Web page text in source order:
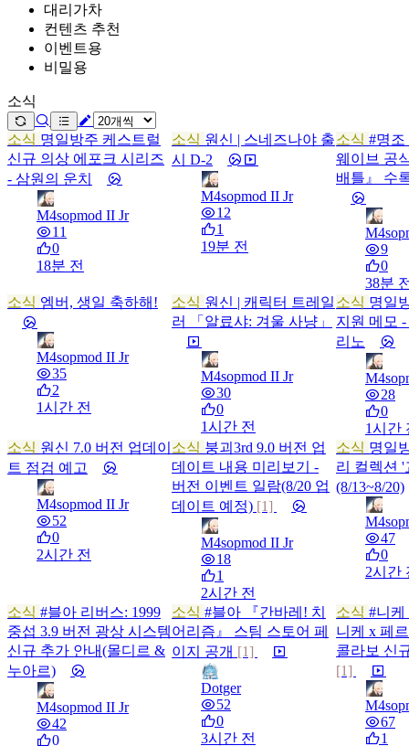
대리가차
컨텐츠 추천
이벤트용
비밀용
소식
소식 명일방주 케스트럴
신규 의상 에포크 시리즈
- 삼원의 운치
M4sopmod II Jr
11
0
18분 전
소식 원신 | 스네즈나야 출
시 D-2
M4sopmod II Jr
12
1
19분 전
소식 #명조
웨이브 공
배틀』 수
9
0
38분
소식 엠버, 생일 축하해!
M4sopmod II Jr
35
2
1시간 전
소식 원신 | 캐릭터 트레일
러 「알료샤: 겨울 사냥」
M4sopmod II Jr
30
0
1시간 전
소식 명일
지원 메모
리노
28
0
1시간
소식 원신 7.0 버전 업데이
트 점검 예고
M4sopmod II Jr
52
0
2시간 전
소식 붕괴3rd 9.0 버전 업
데이트 내용 미리보기 -
버전 이벤트 일람(8/20 업
데이트 예정) [1]
M4sopmod II Jr
18
1
2시간 전
소식 명일
리 컬렉션
(8/13~8/20)
47
0
2시간
소식 #블아 리버스: 1999
중섭 3.9 버전 광상 시스템
신규 추가 안내(몰디르 &
누아르)
M4sopmod II Jr
42
0
소식 #블아
『간바레! 치
어리즘』 스팀 스토어 페
이지 공개 [1]
Dotger
52
0
3시간 전
소식 #니케
니케 x 페
콜라보 신
[1]
67
1